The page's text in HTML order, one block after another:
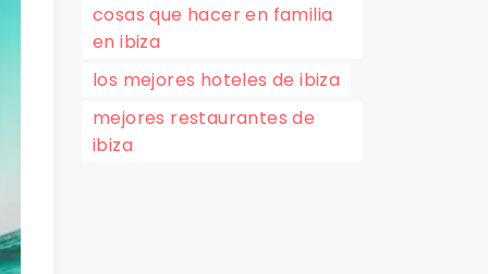
cosas que hacer en familia
en ibiza
los mejores hoteles de ibiza
mejores restaurantes de
ibiza